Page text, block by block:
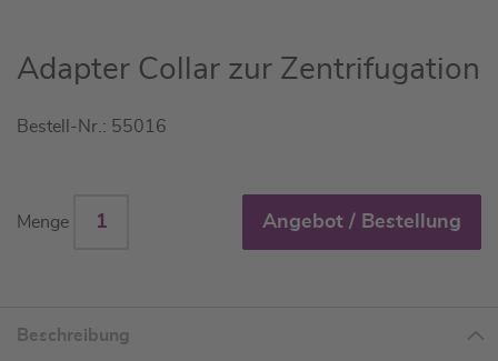
Zum
Anfang
Bildgalerie
Adapter Collar zur Zentrifugation
Bestell-Nr.: 55016
Menge Angebot / Bestellung
Beschreibung